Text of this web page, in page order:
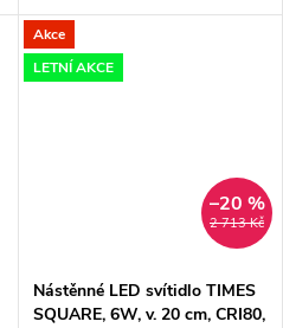
řešení pro moderní interiéry,
kde vynikne svou elegantní
kombinací barev černá a mosaz.
Akce
LETNÍ AKCE
2 713 Kč
–20 %
Nástěnné LED svítidlo TIMES
SQUARE, 6W, v. 20 cm, CRI80,